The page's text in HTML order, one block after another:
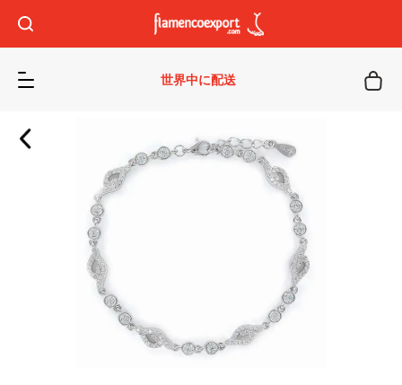
世界中に配送